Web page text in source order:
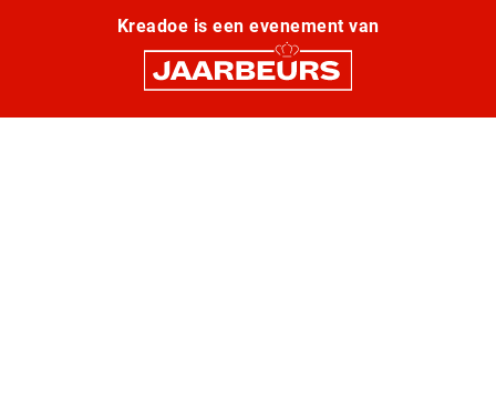
Kreadoe is een evenement van